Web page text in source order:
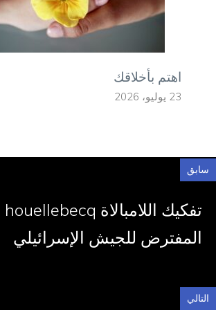
اهتم بأخلاقك
23 يوليو، 2026
سابق
المفترض للجيش الإسرائيلي
التالي